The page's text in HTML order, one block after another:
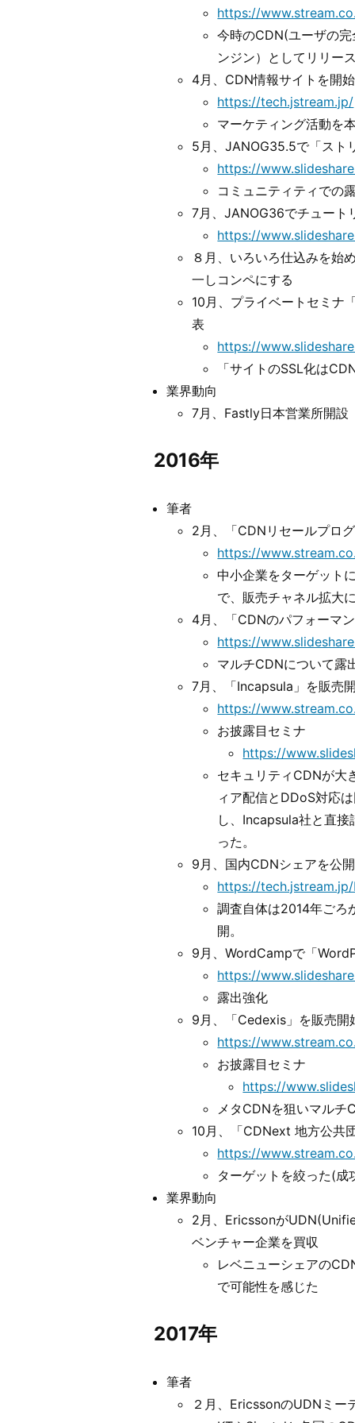
https://
今時のCDN(ユーザの
ンジン）としてリリー
4月、CDN情報サイトを開始
https://tech.jstream.jp/
マーケティング活動を
5月、JANOG35.5で「スト
https://
コミュニティティでの
7月、JANOG36でチュート
https://
８月、いろいろ仕込みを始
一しコンペにする
10月、プライベートセミナ
表
https://
「サイトのSSL化は
業界動向
7月、Fastly日本営業所開設
2016年
筆者
2月、「CDNリセールプロ
https://
中小企業をターゲット
で、販売チャネル拡大
4月、「CDNのパフォーマ
https://
マルチCDNについて露
7月、「Incapsula」を販売
https://
お披露目セミナ
https://
セキュリティCDNが大
ィア配信とDDoS対応
し、Incapsula社と直
った。
9月、国内CDNシェアを公開
https://
調査自体は2014年ごろ
開。
9月、WordCampで「
https://
露出強化
9月、「Cedexis」を販売開
https://
お披露目セミナ
https://
メタCDNを狙いマルチ
10月、「CDNext 地方公共
https://
ターゲットを絞った(
業界動向
2月、Ericssonが
ベンチャー企業を買収
レベニューシェアの
で可能性を感じた
2017年
筆者
２月、EricssonのUDNミー